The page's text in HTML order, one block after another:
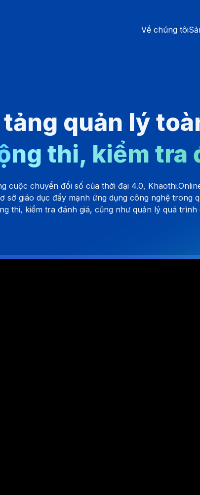
Về chúng tôi
tảng quản lý
thi, kiểm tra
cuộc chuyển đổi số của thời đại 4.0,
sở giáo dục đẩy mạnh ứng dụng công nghệ trong
thi, kiểm tra đánh giá, cũng như quản lý quá